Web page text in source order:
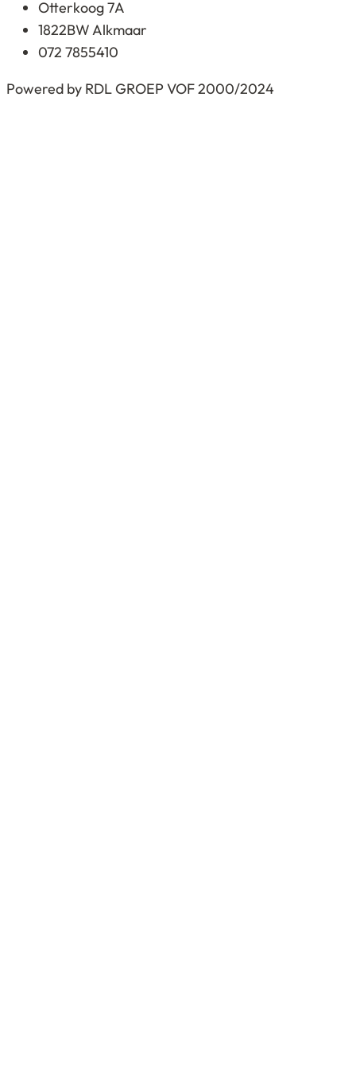
Otterkoog 7A
1822BW Alkmaar
072 7855410
Powered by RDL GROEP VOF 2000/2024